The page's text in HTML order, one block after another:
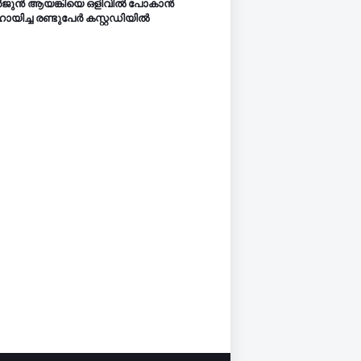
ആയങ്കിയെ ഒളിവില്‍ പോകാന്‍
രണ്ടുപേര്‍ കസ്റ്റഡിയിൽ